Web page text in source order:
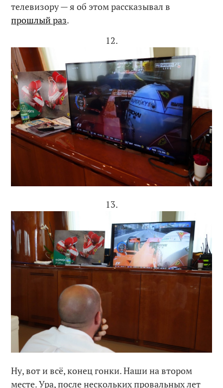
телевизору — я об этом рассказывал в
прошлый раз.
12.
13.
Ну, вот и всё, конец гонки. Наши на втором
месте. Ура, после нескольких провальных лет